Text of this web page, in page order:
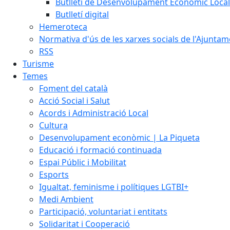
Butlletí digital
Hemeroteca
Normativa d'ús de les xarxes socials de
RSS
Turisme
Temes
Foment del català
Acció Social i Salut
Acords i Administració Local
Cultura
Desenvolupament econòmic | La Piqueta
Educació i formació continuada
Espai Públic i Mobilitat
Esports
Igualtat, feminisme i polítiques LGTBI+
Medi Ambient
Participació, voluntariat i entitats
Solidaritat i Cooperació